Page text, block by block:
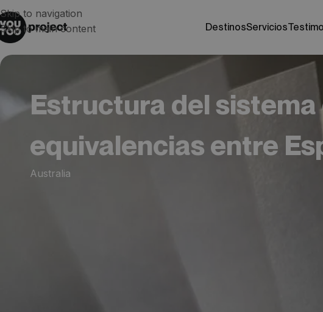
Skip to navigation
Skip to main content
destinos servicios
Estructura del
equivalencias entre
Australia